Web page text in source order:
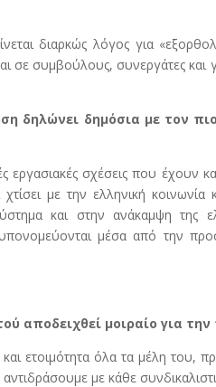
διαρκώς λόγος για
σε συμβούλους, συνεργάτες και
δηλώνει δημόσια με τον
εργασιακές σχέσεις που
με την ελληνική
και στην ανάκαμψη της
μέσα από την
αποδειχθεί μοιραίο για
ετοιμότητα όλα τα μέλη του,
με κάθε